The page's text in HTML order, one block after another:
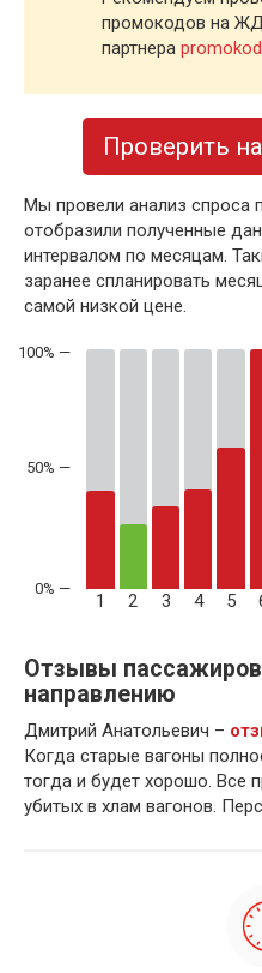
промокодов на ЖД
партнера
Проверить
Мы провели анализ спроса
отобразили полученные
интервалом по месяцам.
заранее спланировать
самой низкой цене.
50% —
1 2 3 4 5
Отзывы пассажиров
направлению
Дмитрий Анатольевич –
Когда старые вагоны
тогда и будет хорошо. Все
убитых в хлам вагонов.